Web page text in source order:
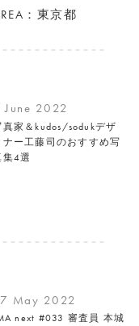
：東京都
June 2022
真家＆kudos/sodukデザ
ナー工藤司のおすすめ写
集4選
May 2022
next #033 審査員 本城